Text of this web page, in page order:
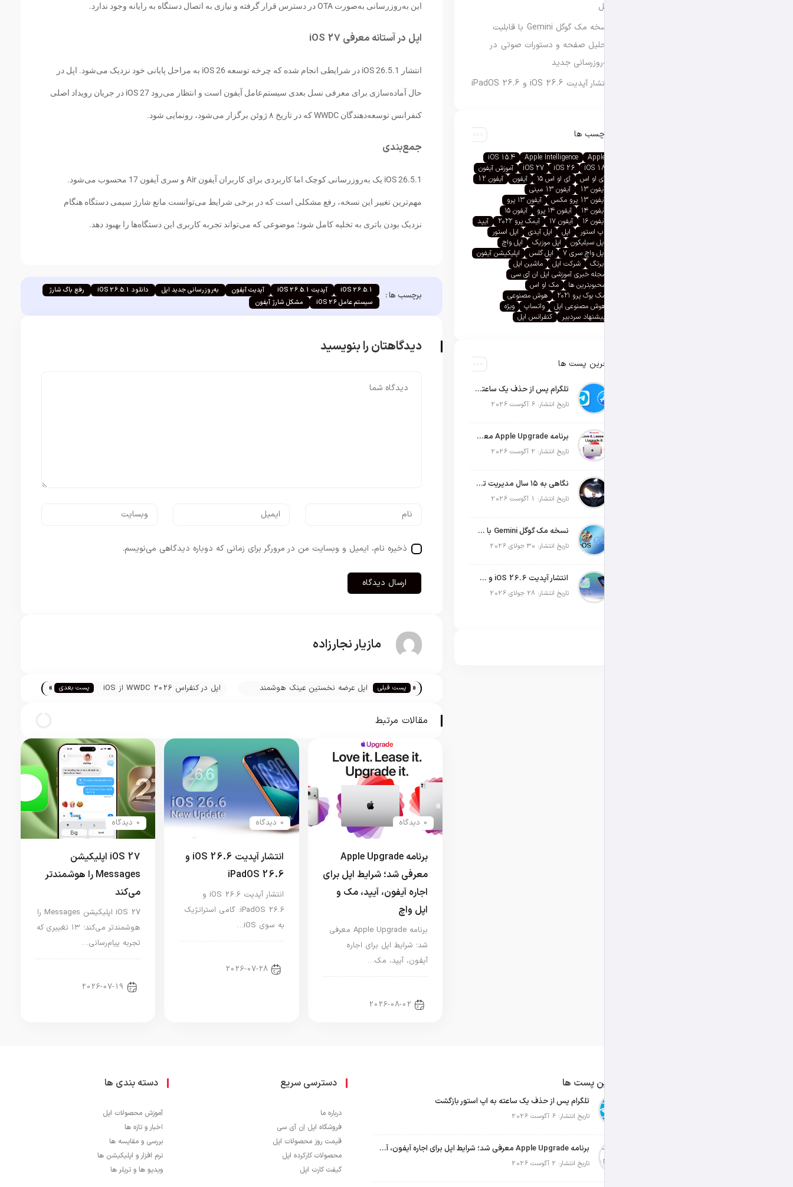
این به‌روزرسانی به‌صورت OTA در دسترس قرار گرفته و نیازی به اتصال دستگاه به رایانه وجود ندارد.
اپل در آستانه معرفی iOS 27
انتشار iOS 26.5.1 در شرایطی انجام شده که چرخه توسعه iOS 26 به مراحل پایانی خود نزدیک می‌شود. اپل در
حال آماده‌سازی برای معرفی نسل بعدی سیستم‌عامل آیفون است و انتظار می‌رود iOS 27 در جریان رویداد اصلی
کنفرانس توسعه‌دهندگان WWDC که در تاریخ ۸ ژوئن برگزار می‌شود، رونمایی شود.
جمع‌بندی
iOS 26.5.1 یک به‌روزرسانی کوچک اما کاربردی برای کاربران آیفون Air و سری آیفون 17 محسوب می‌شود.
مهم‌ترین تغییر این نسخه، رفع مشکلی است که در برخی شرایط می‌توانست مانع شارژ سیمی دستگاه هنگام
نزدیک بودن باتری به تخلیه کامل شود؛ موضوعی که می‌تواند تجربه کاربری این دستگاه‌ها را بهبود دهد.
برچسب ها : iOS 26.5.1 آپدیت iOS 26.5.1 آپدیت آیفون به‌روزرسانی جدید اپل دانلود iOS 26.5.1
رفع باگ شارژ
سیستم عامل iOS 26
مشکل شارژ آیفون
دیدگاهتان را بنویسید
ذخیره نام، ایمیل و وبسایت من در مرورگر برای زمانی که دوباره دیدگاهی می‌نویسم.
مازیار نجارزاده
« پست قبلی
اپل عرضه نخستین عینک هوشمند
اپل در کنفراس WWDC 2026 از iOS
پست بعدی »
مقالات مرتبط
0 دیدگاه
برنامه Apple Upgrade
معرفی شد؛ شرایط اپل برای
اجاره آیفون، آیپد، مک و
اپل واچ
برنامه Apple Upgrade معرفی
شد؛ شرایط اپل برای اجاره
آیفون، آیپد، مک…
2026-08-02
0 دیدگاه
انتشار آپدیت iOS 26.6 و
iPadOS 26.6
انتشار آپدیت iOS 26.6 و
iPadOS 26.6: گامی استراتژیک
به سوی iOS…
2026-07-28
0 دیدگاه
iOS 27 اپلیکیشن
Messages را هوشمندتر
می‌کند
iOS 27 اپلیکیشن Messages را
هوشمندتر می‌کند؛ ۱۳ تغییری که
تجربه پیام‌رسانی…
2026-07-19
اپل
نسخه مک گوگل Gemini با قابلیت
تحلیل صفحه و دستورات صوتی در
به‌روزرسانی جدید
انتشار آپدیت iOS 26.6 و iPadOS 26.6
برچسب ها
Apple
Apple Intelligence
iOS 15.4
iOS 18
iOS 26
iOS 27
آموزش آیفون
آی او اس
آی او اس ۱۵ آیفون
آیفون 12
آیفون 13
آیفون 13 مینی
آیفون 13 پرو مکس
آیفون ۱۳ پرو
آیفون ۱۴
آیفون ۱۴ پرو
آیفون ۱۵
آیفون ۱۶
آیفون ۱۷ آیمک پرو ۲۰۲۲
آیپد
اپ استور
اپل اپل آیدی
اپل استور
اپل سیلیکون
اپل موزیک
اپل واچ
اپل واچ سری ۷
اپل گلس
اپلیکیشن آیفون
ایرتگ
شرکت اپل
ماشین اپل
مجله خبری آموزشی اپل ان آی سی
محبوبترین ها
مک او اس
مک بوک پرو ۲۰۲۱
هوش مصنوعی
هوش مصنوعی اپل
واتساپ
ویژه
پیشنهاد سردبیر
کنفرانس اپل
آخرین پست ها
تلگرام پس از حذف یک ساعته به اپ استور بازگشت
تاریخ انتشار: 6 آگوست 2026
برنامه Apple Upgrade معرفی شد؛ شرایط اپل برای اجاره آیفون، آیپد، مک و اپل واچ
تاریخ انتشار: 2 آگوست 2026
نگاهی به ۱۵ سال مدیریت تیم کوک در اپل
تاریخ انتشار: 1 آگوست 2026
نسخه مک گوگل Gemini با قابلیت تحلیل صفحه و دستورات صوتی در به‌روزرسانی جدید
تاریخ انتشار: 30 جولای 2026
انتشار آپدیت iOS 26.6 و iPadOS 26.6
تاریخ انتشار: 28 جولای 2026
آخرین پست ها
تلگرام پس از حذف یک ساعته به اپ استور بازگشت
تاریخ انتشار: 6 آگوست 2026
برنامه Apple Upgrade معرفی شد؛ شرایط اپل برای اجاره آیفون، آیپد، مک و اپل واچ
تاریخ انتشار: 2 آگوست 2026
دسترسی سریع
درباره ما
فروشگاه اپل اِن آی سی
قیمت روز محصولات اپل
محصولات کارکرده اپل
گیفت کارت اپل
دسته بندی ها
آموزش محصولات اپل
اخبار و تازه ها
بررسی و مقایسه ها
نرم افزار و اپلیکیشن ها
ویدیو ها و تریلر ها